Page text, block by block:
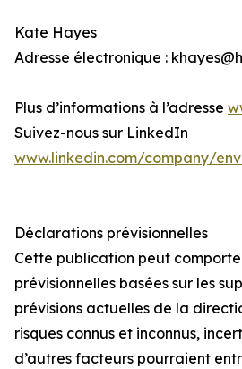
Kate Hayes
Adresse électronique :
Plus d’informations à l’adresse
Suivez-nous sur LinkedIn
www.linkedin.com/company/
Déclarations prévisionnelles
Cette publication peut
prévisionnelles basées sur les
prévisions actuelles de la
risques connus et inconnus,
d’autres facteurs pourraient